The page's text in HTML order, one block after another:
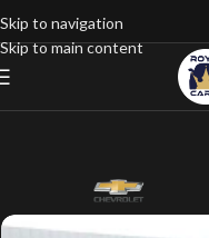
Skip to navigation
Skip to main content
Хечбек